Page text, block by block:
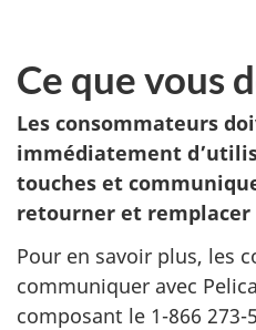
Ce que vous
Les consommateurs
immédiatement
touches et
retourner et remplacer
Pour en savoir plus, les
communiquer avec
composant le 1-866 273-